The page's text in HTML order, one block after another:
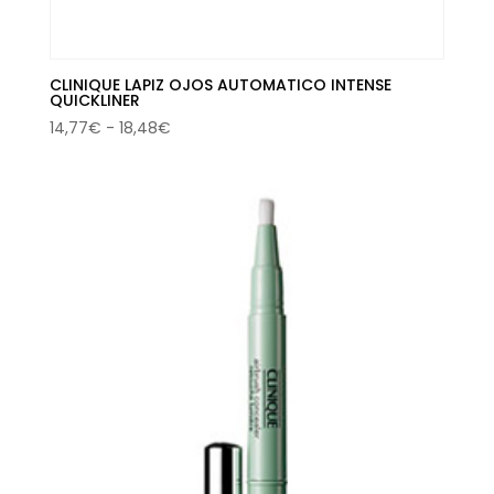
CLINIQUE LAPIZ OJOS AUTOMATICO INTENSE
QUICKLINER
14,77€ - 18,48€Rango